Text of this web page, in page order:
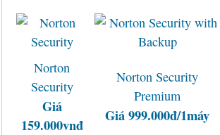
Norton
Security
Giá
159.000vnđ
Norton Security
Premium
Giá 999.000đ/1máy